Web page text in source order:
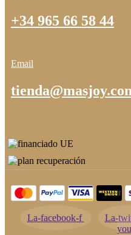
+34 965 66 58 44
Email
La-facebook-f La-